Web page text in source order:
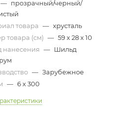
— прозрачный/черный/
товара — хрусталь
товара (см) — 59 х 28 х 10
нанесения — Шильд
— Зарубежное
— 6 х 300